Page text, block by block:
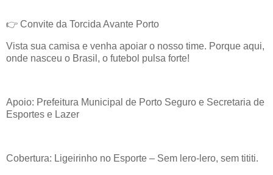
👉 Convite da Torcida Avante Porto
Vista sua camisa e venha apoiar o nosso time. Porque aqui,
onde nasceu o Brasil, o futebol pulsa forte!
Apoio: Prefeitura Municipal de Porto Seguro e Secretaria de
Esportes e Lazer
Cobertura: Ligeirinho no Esporte – Sem lero-lero, sem tititi.